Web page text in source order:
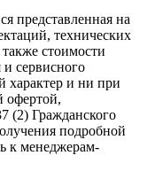
представленная на
технических
стоимости
и сервисного
характер и ни при
офертой,
(2) Гражданского
подробной
к менеджерам-